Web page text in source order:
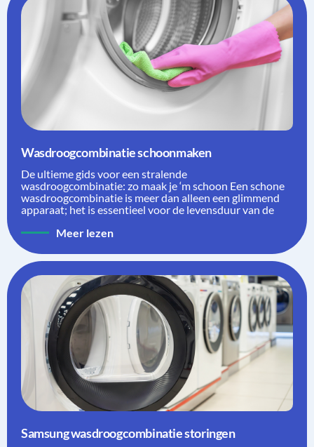
Wasdroogcombinatie schoonmaken
De ultieme gids voor een stralende
wasdroogcombinatie: zo maak je ‘m schoon Een schone
wasdroogcombinatie is meer dan alleen een glimmend
apparaat; het is essentieel voor de levensduur van de
Meer lezen
Samsung wasdroogcombinatie storingen